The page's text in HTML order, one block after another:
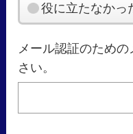
役に立たなかっ
メール認証のため
さい。